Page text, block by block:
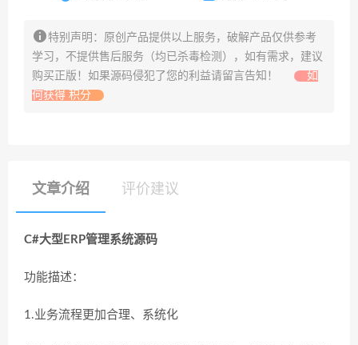
特别声明：原创产品提供以上服务，破解产品仅供参考
学习，不提供售后服务（均已杀毒检测），如有需求，建议
购买正版！如果源码侵犯了您的利益请留言告知！
如
何获得 积分
文章介绍 评价建议
C#大型ERP管理系统源码
功能描述：
1.业务流程更加合理、系统化